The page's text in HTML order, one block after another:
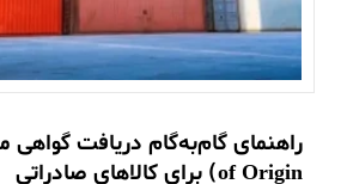
of Origin) برای کالاهای صادراتی